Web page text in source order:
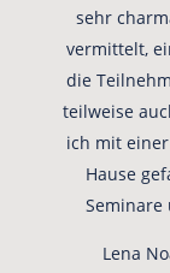
sehr
vermittelt,
die
teilweise
ich mit
Hause
Seminare
Lena